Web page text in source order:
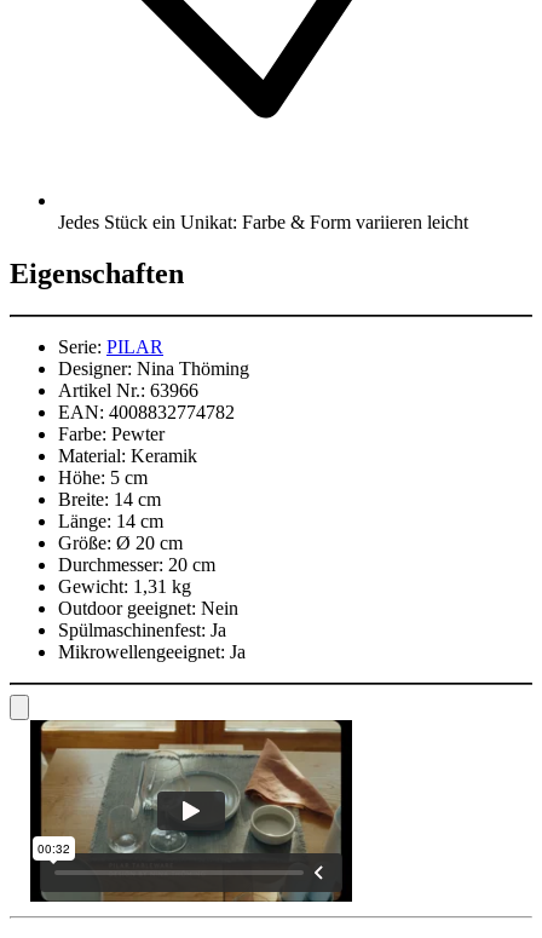
Jedes Stück ein Unikat: Farbe & Form variieren leicht
Eigenschaften
Serie: PILAR
Designer: Nina Thöming
Artikel Nr.: 63966
EAN: 4008832774782
Farbe: Pewter
Material: Keramik
Höhe: 5 cm
Breite: 14 cm
Länge: 14 cm
Größe: Ø 20 cm
Durchmesser: 20 cm
Gewicht: 1,31 kg
Outdoor geeignet: Nein
Spülmaschinenfest: Ja
Mikrowellengeeignet: Ja